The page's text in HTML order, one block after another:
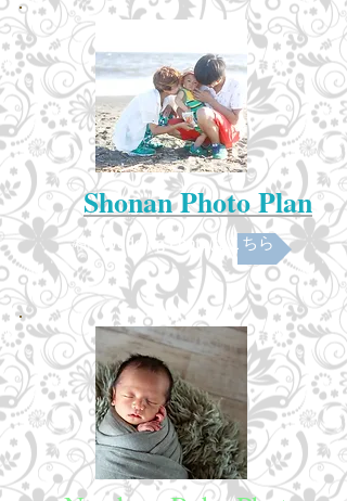
Shonan Photo Plan
湘南Wedding Photoはこちら